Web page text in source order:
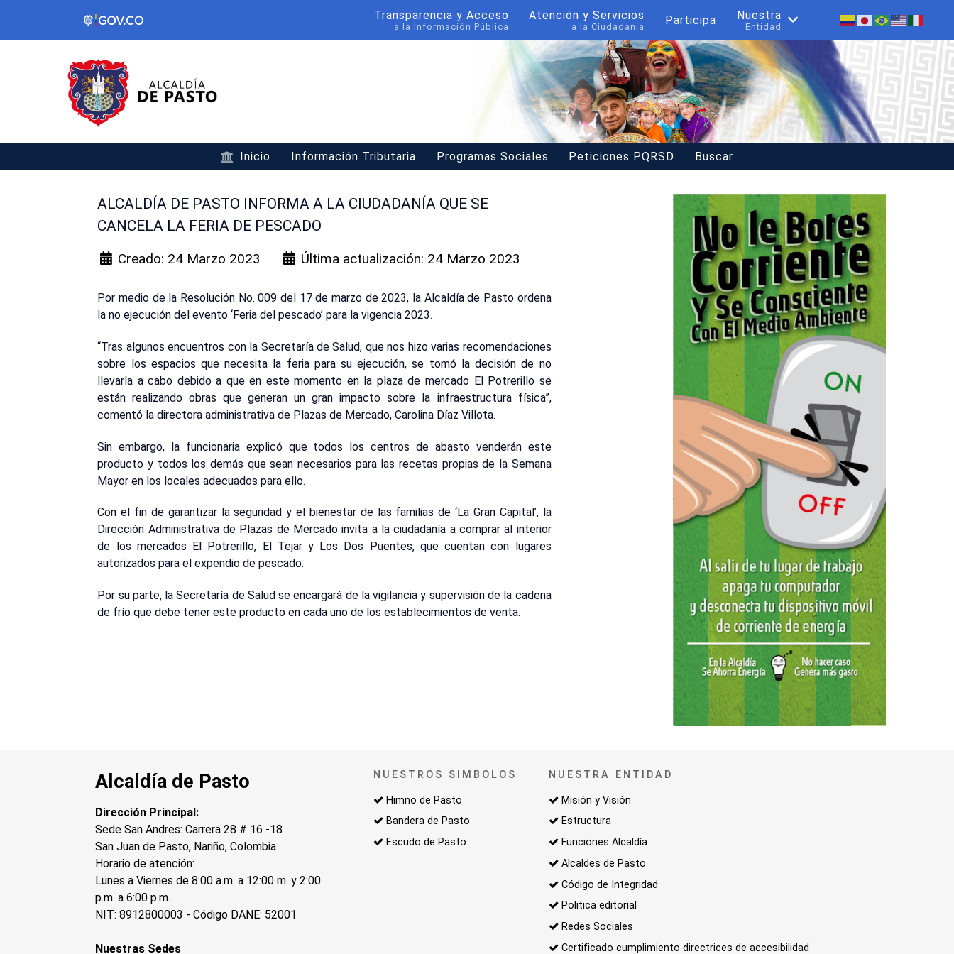
Transparencia y Acceso
a la Información Pública
Atención y Servicios
a la Ciudadanía Participa Nuestra
Entidad
Inicio Información Tributaria Programas Sociales Peticiones PQRSD Buscar
ALCALDÍA DE PASTO INFORMA A LA CIUDADANÍA QUE SE
CANCELA LA FERIA DE PESCADO
Creado: 24 Marzo 2023 Última actualización: 24 Marzo 2023
Por medio de la Resolución No. 009 del 17 de marzo de 2023, la Alcaldía de Pasto ordena
la no ejecución del evento ‘Feria del pescado’ para la vigencia 2023.
“Tras algunos encuentros con la Secretaría de Salud, que nos hizo varias recomendaciones
sobre los espacios que necesita la feria para su ejecución, se tomó la decisión de no
llevarla a cabo debido a que en este momento en la plaza de mercado El Potrerillo se
están realizando obras que generan un gran impacto sobre la infraestructura física”,
comentó la directora administrativa de Plazas de Mercado, Carolina Díaz Villota.
Sin embargo, la funcionaria explicó que todos los centros de abasto venderán este
producto y todos los demás que sean necesarios para las recetas propias de la Semana
Mayor en los locales adecuados para ello.
Con el fin de garantizar la seguridad y el bienestar de las familias de ‘La Gran Capital’, la
Dirección Administrativa de Plazas de Mercado invita a la ciudadanía a comprar al interior
de los mercados El Potrerillo, El Tejar y Los Dos Puentes, que cuentan con lugares
autorizados para el expendio de pescado.
Por su parte, la Secretaría de Salud se encargará de la vigilancia y supervisión de la cadena
de frío que debe tener este producto en cada uno de los establecimientos de venta.
Alcaldía de Pasto
Dirección Principal:
Sede San Andres: Carrera 28 # 16 -18
San Juan de Pasto, Nariño, Colombia
Horario de atención:
Lunes a Viernes de 8:00 a.m. a 12:00 m. y 2:00
p.m. a 6:00 p.m.
NIT: 8912800003 - Código DANE: 52001
Nuestras Sedes
NUESTROS SIMBOLOS
Himno de Pasto
Bandera de Pasto
Escudo de Pasto
NUESTRA ENTIDAD
Misión y Visión
Estructura
Funciones Alcaldía
Alcaldes de Pasto
Código de Integridad
Politica editorial
Redes Sociales
Certificado cumplimiento directrices de accesibilidad